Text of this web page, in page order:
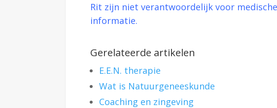
Rit zijn niet verantwoordelijk voor
informatie.
Gerelateerde artikelen
E.E.N. therapie
Wat is Natuurgeneeskunde
Coaching en zingeving